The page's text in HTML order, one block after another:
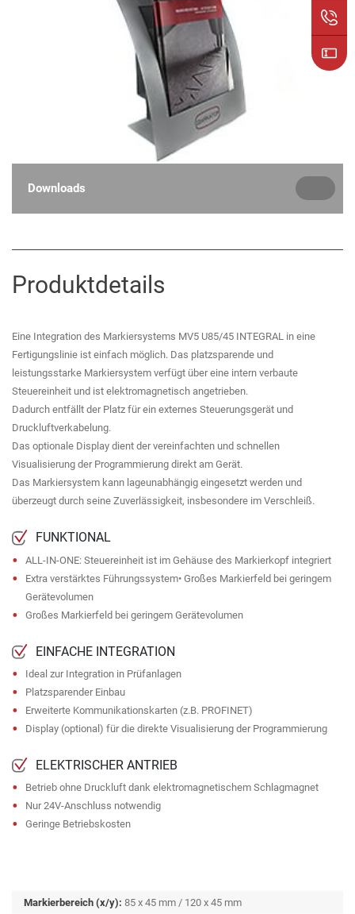
Downloads
Produktdetails
Eine Integration des Markiersystems MV5 U85/45 INTEGRAL in eine
Fertigungslinie ist einfach möglich. Das platzsparende und
leistungsstarke Markiersystem verfügt über eine intern verbaute
Steuereinheit und ist elektromagnetisch angetrieben.
Dadurch entfällt der Platz für ein externes Steuerungsgerät und
Druckluftverkabelung.
Das optionale Display dient der vereinfachten und schnellen
Visualisierung der Programmierung direkt am Gerät.
Das Markiersystem kann lageunabhängig eingesetzt werden und
überzeugt durch seine Zuverlässigkeit, insbesondere im Verschleiß.
FUNKTIONAL
ALL-IN-ONE: Steuereinheit ist im Gehäuse des Markierkopf integriert
Extra verstärktes Führungssystem• Großes Markierfeld bei geringem
Gerätevolumen
Großes Markierfeld bei geringem Gerätevolumen
EINFACHE INTEGRATION
Ideal zur Integration in Prüfanlagen
Platzsparender Einbau
Erweiterte Kommunikationskarten (z.B. PROFINET)
Display (optional) für die direkte Visualisierung der Programmierung
ELEKTRISCHER ANTRIEB
Betrieb ohne Druckluft dank elektromagnetischem Schlagmagnet
Nur 24V-Anschluss notwendig
Geringe Betriebskosten
Markierbereich (x/y): 85 x 45 mm / 120 x 45 mm